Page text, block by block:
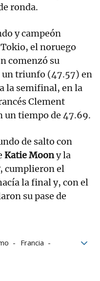
ronda.
y campeón
el noruego
comenzó su
un triunfo (47.57) en
la semifinal, en la
Clement
un tiempo de 47.69.
de salto con
Katie Moony la
, cumplieron el
la final y, con el
su pase de
Francia